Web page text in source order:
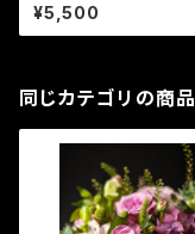
¥5,500
同じカテゴリの商品